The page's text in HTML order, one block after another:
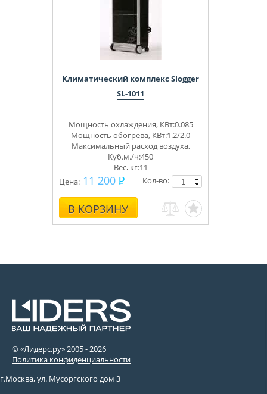
Климатический комплекс Slogger
SL-1011
Мощность охлаждения, КВт:0.085
Мощность обогрева, КВт:1.2/2.0
Максимальный расход воздуха,
Куб.м./ч:450
Вес, кг:11
Цена: 11 200
В КОРЗИНУ
Кол-во:
© «Лидерс.ру» 2005 -2026
Политика конфиденциальности
г.Москва, ул. Мусоргского дом 3